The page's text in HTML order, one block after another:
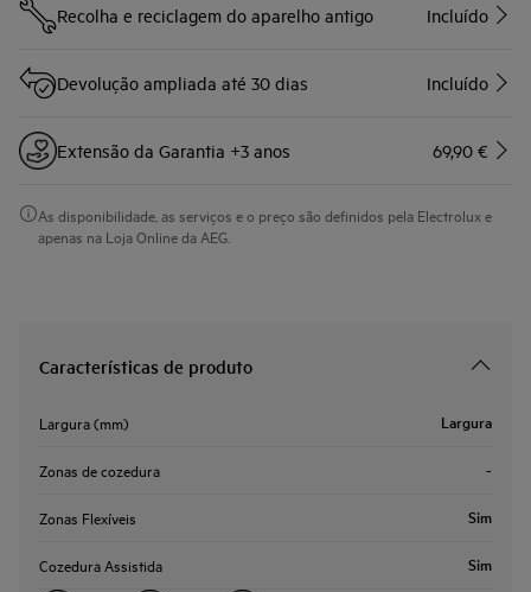
Recolha e reciclagem do aparelho antigo Incluído
Devolução ampliada até 30 dias Incluído
Extensão da Garantia +3 anos 69,90 €
As disponibilidade, as serviços e o preço são definidos pela Electrolux e
apenas na Loja Online da AEG.
Características de produto
Largura (mm) Largura
Zonas de cozedura -
Zonas Flexíveis Sim
Cozedura Assistida Sim